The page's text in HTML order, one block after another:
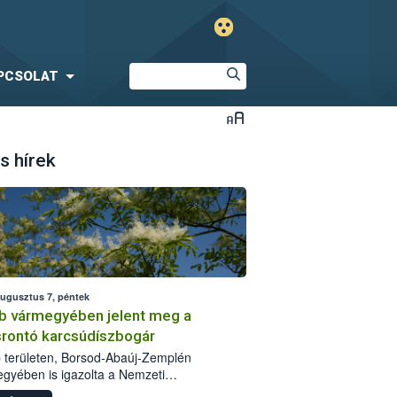
hírek
7, péntek
vármegyében jelent meg a
karcsúdíszbogár
területen, Borsod-Abaúj-Zemplén
is igazolta a Nemzeti
biztonsági Hivatal (Nébih) a